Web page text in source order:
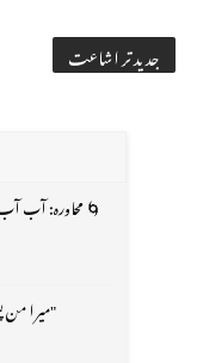
جدید تر اشاعت
🌀 محاورہ: آب
"میرا من